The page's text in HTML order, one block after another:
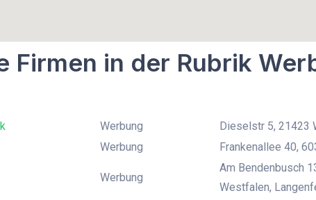
Firmen in der Rubrik
Werbung
Dieselstr 5, 21423
Werbung Frankenallee 40,
Werbung
Am Bendenbusch
Westfalen,